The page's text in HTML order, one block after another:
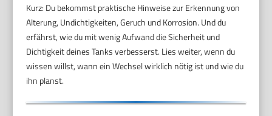
Kurz: Du bekommst praktische Hinweise zur Erkennung von
Alterung, Undichtigkeiten, Geruch und Korrosion. Und du
erfährst, wie du mit wenig Aufwand die Sicherheit und
Dichtigkeit deines Tanks verbesserst. Lies weiter, wenn du
wissen willst, wann ein Wechsel wirklich nötig ist und wie du
ihn planst.